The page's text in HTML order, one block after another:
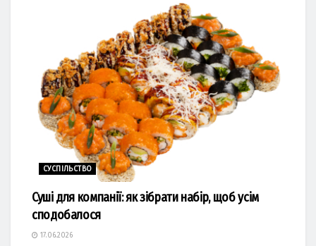
СУСПІЛЬСТВО
Суші для компанії: як зібрати набір, щоб усім
сподобалося
17.06.2026